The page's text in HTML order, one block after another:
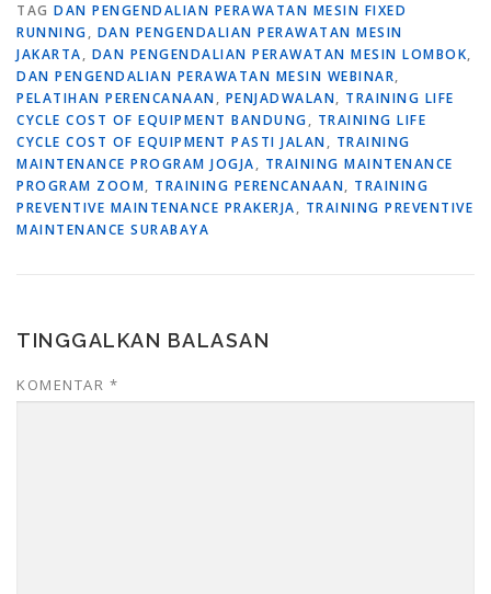
TAG DAN PENGENDALIAN PERAWATAN MESIN FIXED
RUNNING, DAN PENGENDALIAN PERAWATAN MESIN
JAKARTA, DAN PENGENDALIAN PERAWATAN MESIN LOMBOK,
DAN PENGENDALIAN PERAWATAN MESIN WEBINAR,
PELATIHAN PERENCANAAN, PENJADWALAN, TRAINING LIFE
CYCLE COST OF EQUIPMENT BANDUNG, TRAINING LIFE
CYCLE COST OF EQUIPMENT PASTI JALAN, TRAINING
MAINTENANCE PROGRAM JOGJA, TRAINING MAINTENANCE
PROGRAM ZOOM, TRAINING PERENCANAAN, TRAINING
PREVENTIVE MAINTENANCE PRAKERJA, TRAINING PREVENTIVE
MAINTENANCE SURABAYA
TINGGALKAN BALASAN
KOMENTAR *